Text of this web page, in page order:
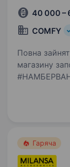
40 000 –
COMFY
Повна зайнятість. В зв’язку з
магазину
#НАМБЕРВАНів Схоже, ти один/
Гаряча